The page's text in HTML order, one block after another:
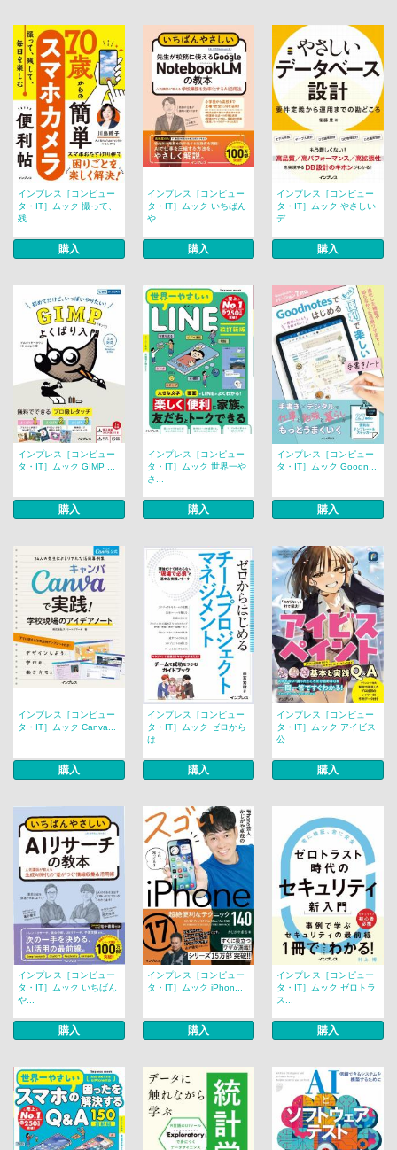
インプレス［コンピュー
タ・IT］ムック 撮って、
残...
購入
インプレス［コンピュー
タ・IT］ムック いちばん
や...
購入
インプレス［コンピュー
タ・IT］ムック やさしい
デ...
購入
インプレス［コンピュー
タ・IT］ムック GIMP ...
購入
インプレス［コンピュー
タ・IT］ムック 世界一や
さ...
購入
インプレス［コンピュー
タ・IT］ムック Goodn...
購入
インプレス［コンピュー
タ・IT］ムック Canva...
購入
インプレス［コンピュー
タ・IT］ムック ゼロから
は...
購入
インプレス［コンピュー
タ・IT］ムック アイビス
公...
購入
インプレス［コンピュー
タ・IT］ムック いちばん
や...
購入
インプレス［コンピュー
タ・IT］ムック iPhon...
購入
インプレス［コンピュー
タ・IT］ムック ゼロトラ
ス...
購入